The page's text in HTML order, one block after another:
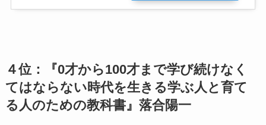
４位：『0才から100才まで学び続けなく
てはならない時代を生きる学ぶ人と育て
る人のための教科書』落合陽一